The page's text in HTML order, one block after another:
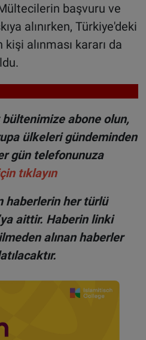
başvuru ve
alınırken, Türkiye'deki
alınması kararı da
abone olun,
ülkeleri gündeminden
gün telefonunuza
tıklayın
haberlerin her türlü
aittir. Haberin linki
alınan haberler